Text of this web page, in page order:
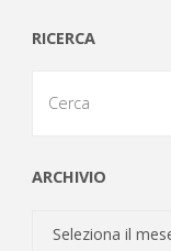
RICERCA
ARCHIVIO